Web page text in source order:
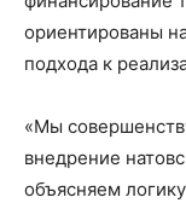
ориентированы
подхода к
«Мы
внедрение
объясняем